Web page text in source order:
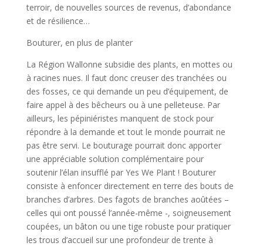
terroir, de nouvelles sources de revenus, d’abondance
et de résilience…
Bouturer, en plus de planter
La Région Wallonne subsidie des plants, en mottes ou
à racines nues. Il faut donc creuser des tranchées ou
des fosses, ce qui demande un peu d’équipement, de
faire appel à des bêcheurs ou à une pelleteuse. Par
ailleurs, les pépiniéristes manquent de stock pour
répondre à la demande et tout le monde pourrait ne
pas être servi. Le bouturage pourrait donc apporter
une appréciable solution complémentaire pour
soutenir l’élan insufflé par Yes We Plant ! Bouturer
consiste à enfoncer directement en terre des bouts de
branches d’arbres. Des fagots de branches aoûtées –
celles qui ont poussé l’année-même -, soigneusement
coupées, un bâton ou une tige robuste pour pratiquer
les trous d’accueil sur une profondeur de trente à